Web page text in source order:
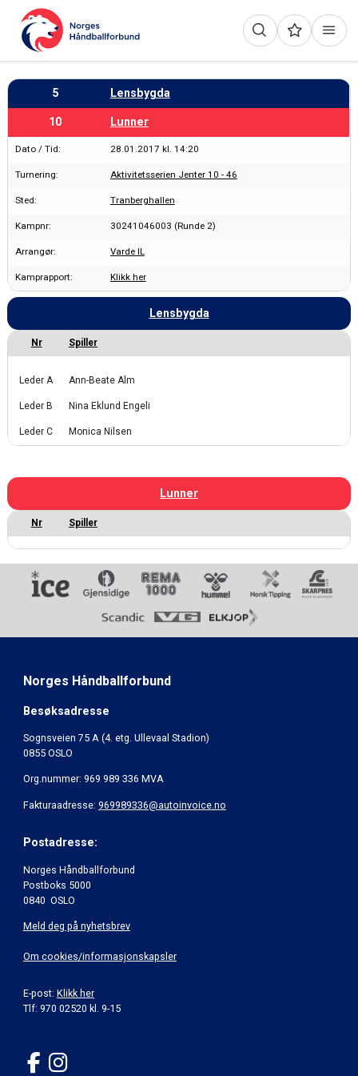
5 Lensbygda
10 Lunner
Dato / Tid: 28.01.2017 kl. 14:20
Turnering: Aktivitetsserien Jenter 10 - 46
Sted: Tranberghallen
Kampnr: 30241046003 (Runde 2)
Arrangør: Varde IL
Kamprapport: Klikk her
Lensbygda
Leder A Ann-Beate Alm
Leder B Nina Eklund Engeli
Leder C Monica Nilsen
Lunner
Norges Håndballforbund
Besøksadresse
Sognsveien 75 A (4. etg. Ullevaal Stadion)
0855 OSLO
Org.nummer: 969 989 336 MVA
Fakturaadresse: 969989336@autoinvoice.no
Postadresse:
Norges Håndballforbund
Postboks 5000
0840 OSLO
Meld deg på nyhetsbrev
Om cookies/informasjonskapsler
E-post: Klikk her
Tlf: 970 02520 kl. 9-15